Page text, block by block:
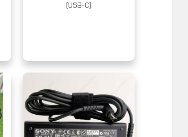
(USB-C)